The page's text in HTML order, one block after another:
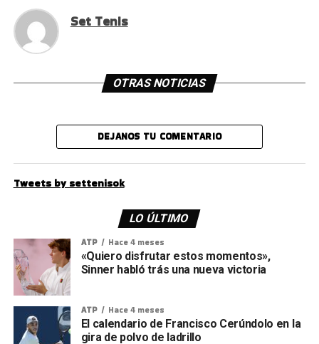
Set Tenis
OTRAS NOTICIAS
DEJANOS TU COMENTARIO
Tweets by settenisok
LO ÚLTIMO
ATP Hace 4 meses
«Quiero disfrutar estos momentos»,
Sinner habló trás una nueva victoria
ATP Hace 4 meses
El calendario de Francisco Cerúndolo en la
gira de polvo de ladrillo